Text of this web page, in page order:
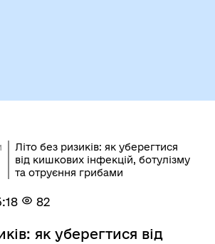
Літо без ризиків: як уберегтися
від кишкових інфекцій, ботулізму
та отруєння грибами
82
як уберегтися від